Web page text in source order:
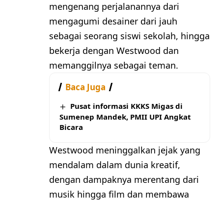
mengenang perjalanannya dari
mengagumi desainer dari jauh
sebagai seorang siswi sekolah, hingga
bekerja dengan Westwood dan
memanggilnya sebagai teman.
Baca Juga
Pusat informasi KKKS Migas di
Sumenep Mandek, PMII UPI Angkat
Bicara
Westwood meninggalkan jejak yang
mendalam dalam dunia kreatif,
dengan dampaknya merentang dari
musik hingga film dan membawa